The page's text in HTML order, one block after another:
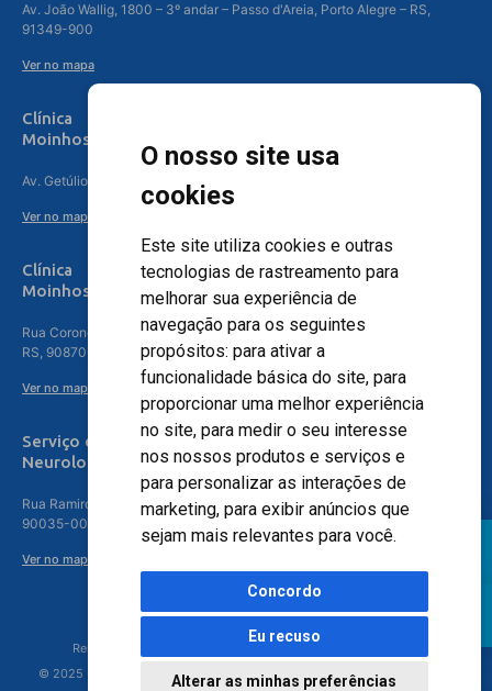
O nosso site usa
cookies
Este site utiliza cookies e outras
tecnologias de rastreamento para
melhorar sua experiência de
navegação para os seguintes
propósitos: para ativar a
funcionalidade básica do site, para
proporcionar uma melhor experiência
no site, para medir o seu interesse
nos nossos produtos e serviços e
para personalizar as interações de
marketing, para exibir anúncios que
sejam mais relevantes para você.
Concordo
Eu recuso
Alterar as minhas preferências
Av. João Wallig, 1800 – 3º andar – Passo d'Areia, Porto Alegre – RS,
91349-900
Ver no mapa
Clínica
Moinhos de Vento Canoas
Av. Getúlio Vargas, 4841 – Centro, Canoas – RS, 92010-010
Ver no mapa
Clínica
Moinhos de Vento - Teresópolis
Rua Coronel Aparício Borges, 250 - 3º andar - Teresópolis, Porto Alegre -
RS, 90870-016
Ver no mapa
Serviço de
Neurologia
Rua Ramiro Barcelos, 630 – 5º andar – Floresta, Porto Alegre – RS,
90035-001
Ver no mapa
Responsável Técnico: Dr. Luiz Antonio Nasi - CREMERS 11217
© 2025 - Hospital Moinhos de Vento - Registro Empresa (CRM-RS): 425